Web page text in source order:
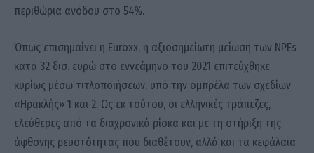
περιθώρια ανόδου στο 54%.
Όπως επισημαίνει η Euroxx, η αξιοσημείωτη μείωση των ΝΡΕs
κατά 32 δισ. ευρώ στο εννεάμηνο του 2021 επιτεύχθηκε
κυρίως μέσω τιτλοποιήσεων, υπό την ομπρέλα των σχεδίων
«Ηρακλής» 1 και 2. Ως εκ τούτου, οι ελληνικές τράπεζες,
ελεύθερες από τα διαχρονικά ρίσκα και με τη στήριξη της
άφθονης ρευστότητας που διαθέτουν, αλλά και τα κεφάλαια